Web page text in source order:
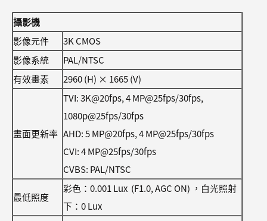
攝影機
影像元件
3K CMOS
影像系統
PAL/NTSC
有效畫素
2960 (H) × 1665 (V)
畫面更新率
TVI: 3K@20fps, 4 MP@25fps/30fps,
1080p@25fps/30fps
AHD: 5 MP@20fps, 4 MP@25fps/30fps
CVI: 4 MP@25fps/30fps
CVBS: PAL/NTSC
最低照度
彩色：0.001 Lux (F1.0, AGC ON) ，白光照射
下：0 Lux